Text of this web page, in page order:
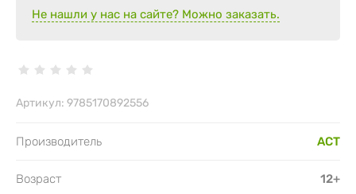
Не нашли у нас на сайте? Можно заказать.
Артикул: 9785170892556
Производитель АСТ
Возраст 12+